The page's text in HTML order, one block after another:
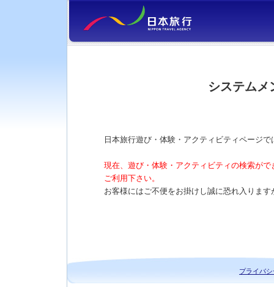
システムメ
日本旅行遊び・体験・アクティビティページ
現在、遊び・体験・アクティビティの検索が
ご利用下さい。
お客様にはご不便をお掛けし誠に恐れ入りま
プライバ